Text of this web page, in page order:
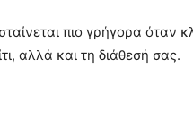
πιο γρήγορα όταν
αλλά και τη διάθεσή σας.